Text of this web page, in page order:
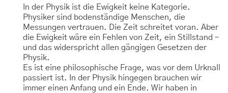
In der Physik ist die Ewigkeit keine Kategorie.
Physiker sind bodenständige Menschen, die
Messungen vertrauen. Die Zeit schreitet voran. Aber
die Ewigkeit wäre ein Fehlen von Zeit, ein Stillstand –
und das widerspricht allen gängigen Gesetzen der
Physik.
Es ist eine philosophische Frage, was vor dem Urknall
passiert ist. In der Physik hingegen brauchen wir
immer einen Anfang und ein Ende. Wir haben in